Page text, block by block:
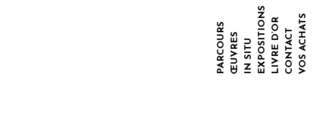
PARCOURSŒUVRESIN SITUEXPOSITIONSLIVRE D’ORCONTACTVOS ACHATS